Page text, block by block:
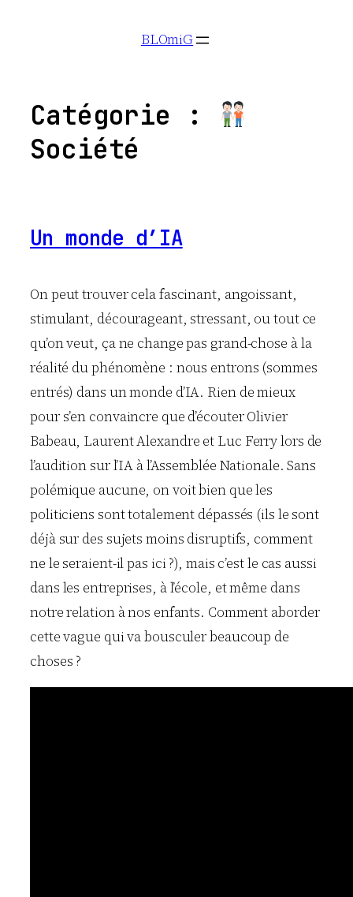
BLOmiG
Catégorie :
Société
Un monde d’IA
On peut trouver cela fascinant, angoissant,
stimulant, décourageant, stressant, ou tout ce
qu’on veut, ça ne change pas grand-chose à la
réalité du phénomène : nous entrons (sommes
entrés) dans un monde d’IA. Rien de mieux
pour s’en convaincre que d’écouter Olivier
Babeau, Laurent Alexandre et Luc Ferry lors de
l’audition sur l’IA à l’Assemblée Nationale. Sans
polémique aucune, on voit bien que les
politiciens sont totalement dépassés (ils le sont
déjà sur des sujets moins disruptifs, comment
ne le seraient-il pas ici ?), mais c’est le cas aussi
dans les entreprises, à l’école, et même dans
notre relation à nos enfants. Comment aborder
cette vague qui va bousculer beaucoup de
choses ?